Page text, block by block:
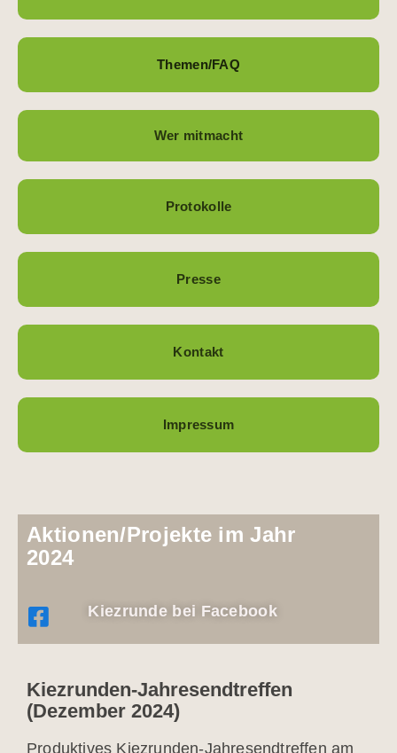
Themen/FAQ
Wer mitmacht
Protokolle
Presse
Kontakt
Impressum
Aktionen/Projekte im Jahr
2024
Kiezrunde bei Facebook
Kiezrunden-Jahresendtreffen
(Dezember 2024)
Produktives Kiezrunden-Jahresendtreffen am